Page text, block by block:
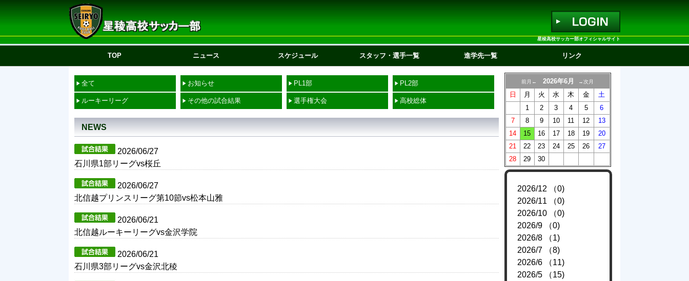
星稜高校サッカー部オフィシャルサイト
TOP ニュース スケジュール スタッフ・選手一覧 進学先一覧 リンク
全て お知らせ PL1部 PL2部
ルーキーリーグ その他の試合結果 選手権大会 高校総体
NEWS
2026/06/27
石川県1部リーグvs桜丘
2026/06/27
北信越プリンスリーグ第10節vs松本山雅
2026/06/21
北信越ルーキーリーグvs金沢学院
2026/06/21
石川県3部リーグvs金沢北稜
前月← 2026年6月 →次月
日 月 火 水 木 金
土
1
2 3 4 5
6
7
8 9 10 11 12
13
14
15 16 17 18 19
20
21
22 23 24 25 26
27
28
29 30
2026/12 （0)
2026/11 （0)
2026/10 （0)
2026/9 （0)
2026/8 （1)
2026/7 （8)
2026/6 （11)
2026/5 （15)